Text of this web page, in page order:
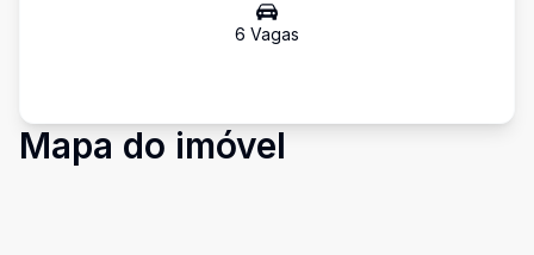
6 Vagas
Mapa do imóvel